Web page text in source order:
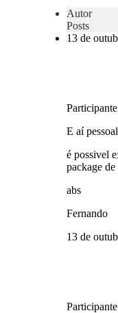
Autor
Posts
13 de
Participante
E aí
é possivel
package
abs
Fernando
13 de
Participante